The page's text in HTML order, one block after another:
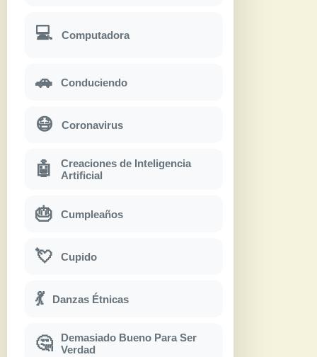
💻 Computadora
🚗 Conduciendo
😷 Coronavirus
🤖
Creaciones de Inteligencia
Artificial
🎂 Cumpleaños
💘 Cupido
💃 Danzas Étnicas
🤔
Demasiado Bueno Para Ser
Verdad